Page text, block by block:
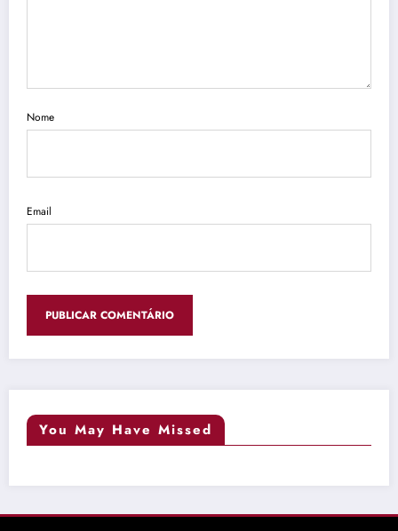
Nome
Email
You May Have Missed